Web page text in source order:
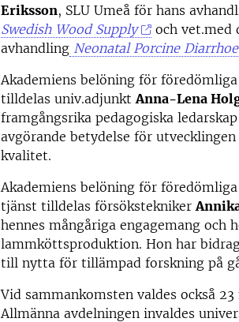
Eriksson, SLU Umeå för hans
Swedish Wood Supply
och vet.med
avhandling Neonatal Porcine
Akademiens belöning för
tilldelas univ.adjunktAnna-Lena
framgångsrika pedagogiska
avgörande betydelse för
kvalitet.
Akademiens belöning för
tjänst tilldelas försökstekniker
hennes mångåriga engagemang
lammköttsproduktion. Hon har
till nytta för tillämpad forskning på
Vid sammankomsten valdes också
Allmänna avdelningen invaldes